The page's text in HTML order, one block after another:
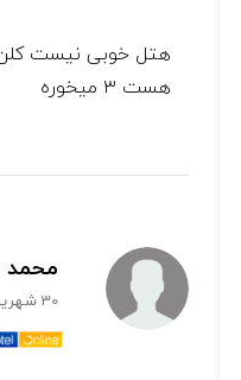
هتل خوبی نیست
هست ۳ میخوره
محمد
30 شهریور 1403